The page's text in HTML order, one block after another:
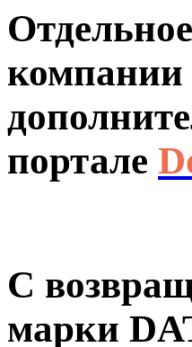
компании
портале
С
марки